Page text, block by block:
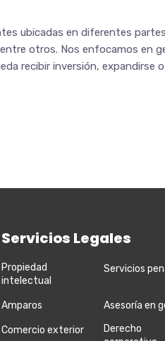
ubicadas en diferentes
otros. Nos enfocamos en
recibir inversión, expandirse
Servicios Legales
Propiedad
intelectual
Servicios
Amparos Asesoría en
Comercio exterior
Derecho